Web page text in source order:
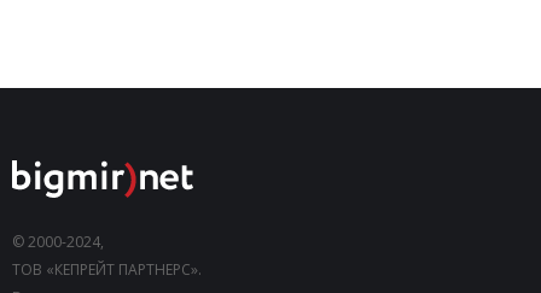
© 2000-2024,
ТОВ «КЕПРЕЙТ ПАРТНЕРС».